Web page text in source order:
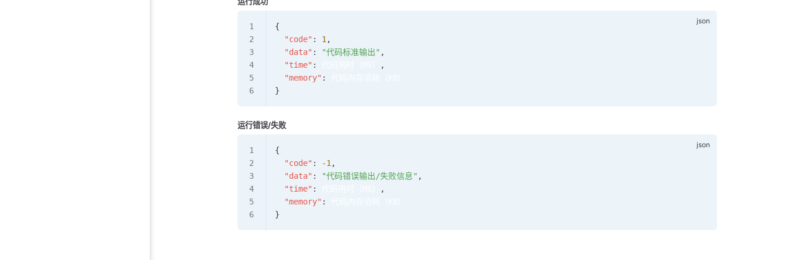
{
  "code"
: 1 ,
  "data"
: "代码标准输出" ,
  "time"
:
,
  "memory"
:
}
运行错误/失败
{
  "code"
: -1 ,
  "data"
: "代码错误输出/失败信息" ,
  "time"
:
,
  "memory"
:
}